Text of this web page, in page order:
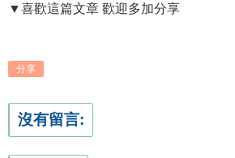
▼喜歡這篇文章 歡迎多加分享
分享
沒有留言: